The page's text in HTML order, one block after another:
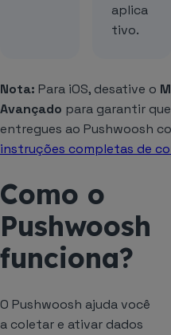
aplica
tivo.
Nota: Para iOS, desative o
Avançado para garantir
entregues ao Pushwoosh
instruções completas de
Como o
Pushwoosh
funciona?
O Pushwoosh ajuda você
a coletar e ativar dados